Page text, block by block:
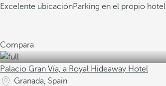
Excelente ubicaciónParking en el propio hotel
Compara
Palacio Gran Vía, a Royal Hideaway Hotel
Granada, Spain